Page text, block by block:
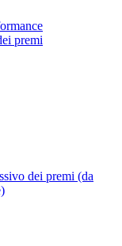
premi
dei premi (da